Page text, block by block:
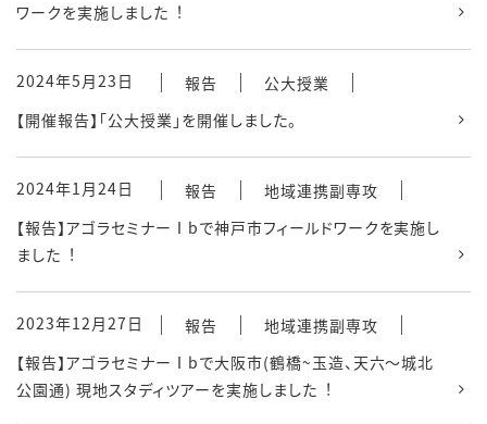
ワークを実施しました︕
2024年5月23日 報告
公大授業
【開催報告】「公大授業」を開催しました。
2024年1月24日 報告
地域連携副専攻
【報告】アゴラセミナーⅠbで神戸市フィールドワークを実施し
ました︕
2023年12月27日 報告
地域連携副専攻
【報告】アゴラセミナーⅠbで大阪市(鶴橋~玉造、天六～城北
公園通) 現地スタディツアーを実施しました︕